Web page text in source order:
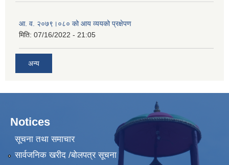
आ. व. २०७९।०८० को आय व्ययको प्रक्षेपण
मिति: 07/16/2022 - 21:05
अन्य
Notices
सूचना तथा समाचार
सार्वजनिक खरीद /बोलपत्र सूचना